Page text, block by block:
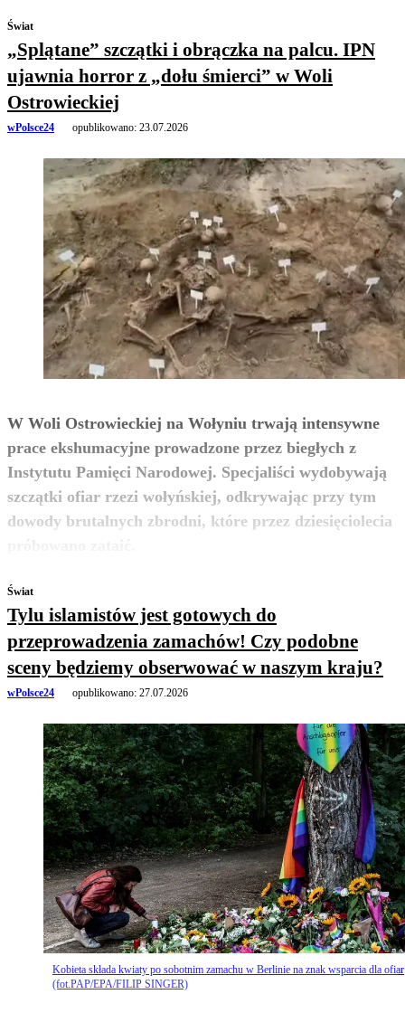
Świat
„Splątane” szczątki i obrączka na palcu. IPN
ujawnia horror z „dołu śmierci” w Woli
Ostrowieckiej
wPolsce24 opublikowano: 23.07.2026
W Woli Ostrowieckiej na Wołyniu trwają intensywne
prace ekshumacyjne prowadzone przez biegłych z
Instytutu Pamięci Narodowej. Specjaliści wydobywają
szczątki ofiar rzezi wołyńskiej, odkrywając przy tym
dowody brutalnych zbrodni, które przez dziesięciolecia
zobacz więcej
Świat
Tylu islamistów jest gotowych do
przeprowadzenia zamachów! Czy podobne
sceny będziemy obserwować w naszym kraju?
wPolsce24 opublikowano: 27.07.2026
Kobieta składa kwiaty po sobotnim zamachu w Berlinie na znak wsparcia dla ofiar
(fot.PAP/EPA/FILIP SINGER)